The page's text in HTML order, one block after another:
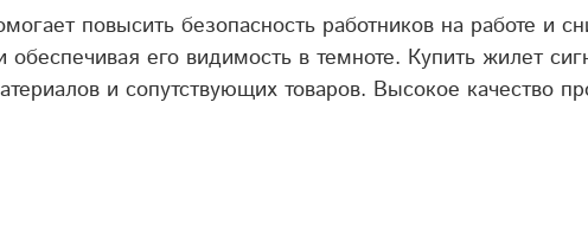
повысить безопасность работников на работе и
его видимость в темноте. Купить жилет
и сопутствующих товаров. Высокое качество